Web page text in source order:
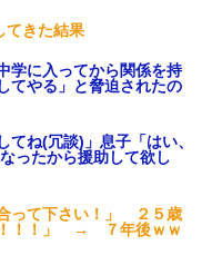
てきた結果
学に入ってから関係を持
てやる」と脅迫されたの
てね(冗談)」息子「はい、
ったから援助して欲し
って下さい！」 ２５歳
！！！」 → ７年後ｗｗ